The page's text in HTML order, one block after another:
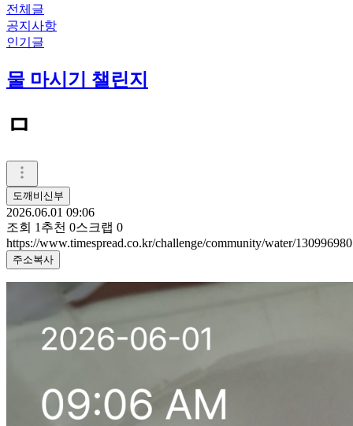
전체글
공지사항
인기글
물 마시기 챌린지
ㅁ
도깨비신부
2026.06.01 09:06
조회 1 추천 0스크랩 0
https://www.timespread.co.kr/challenge/community/water/130996980
주소복사